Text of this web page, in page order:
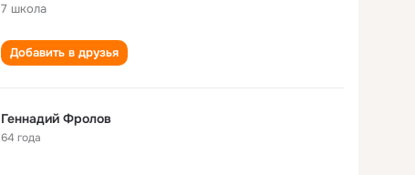
7 школа
Добавить в друзья
Геннадий Фролов
64 года